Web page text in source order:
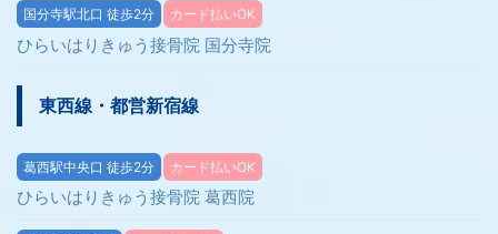
国分寺駅北口 徒歩2分 カード払いOK
ひらいはりきゅう接骨院 国分寺院
東西線・都営新宿線
葛西駅中央口 徒歩2分 カード払いOK
ひらいはりきゅう接骨院 葛西院